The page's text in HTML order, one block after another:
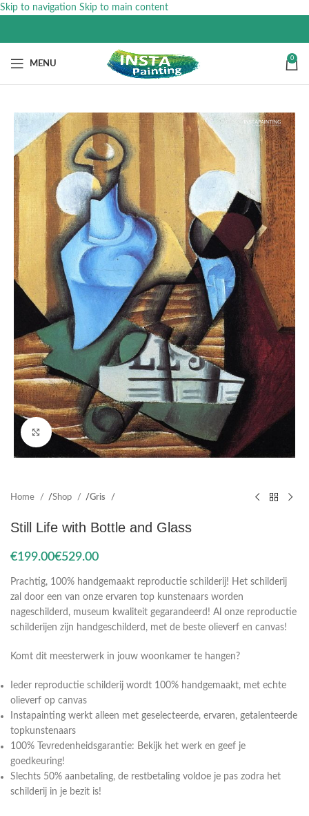
Skip to navigation Skip to main content
MENU
0
Click to enlarge
Home Shop Gris
Still Life with Bottle and Glass
€ €
Prachtig, 100% handgemaakt reproductie schilderij! Het schilderij
zal door een van onze ervaren top kunstenaars worden
nageschilderd, museum kwaliteit gegarandeerd! Al onze reproductie
schilderijen zijn handgeschilderd, met de beste olieverf en canvas!
Komt dit meesterwerk in jouw woonkamer te hangen?
Ieder reproductie schilderij wordt 100% handgemaakt, met echte
olieverf op canvas
Instapainting werkt alleen met geselecteerde, ervaren, getalenteerde
topkunstenaars
100% Tevredenheidsgarantie: Bekijk het werk en geef je
goedkeuring!
Slechts 50% aanbetaling, de restbetaling voldoe je pas zodra het
schilderij in je bezit is!